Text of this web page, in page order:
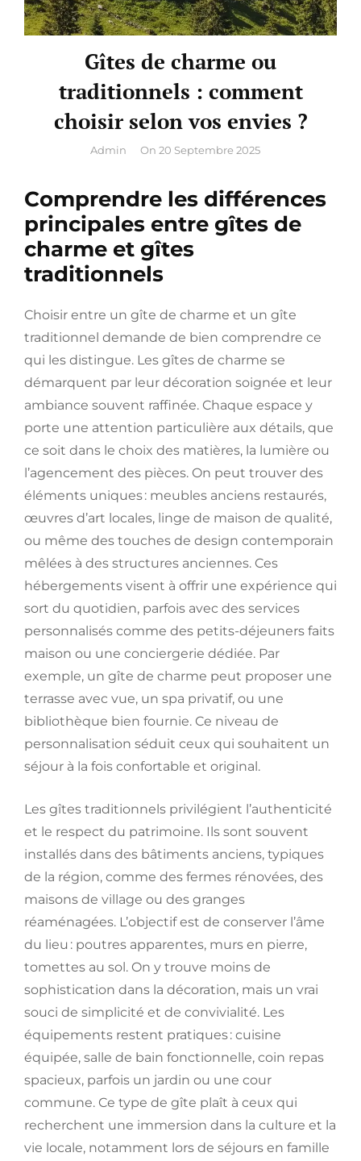
Gîtes de charme ou
traditionnels : comment
choisir selon vos envies ?
By
Admin On 20 Septembre 2025
Comprendre les différences
principales entre gîtes de
charme et gîtes
traditionnels
Choisir entre un gîte de charme et un gîte
traditionnel demande de bien comprendre ce
qui les distingue. Les gîtes de charme se
démarquent par leur décoration soignée et leur
ambiance souvent raffinée. Chaque espace y
porte une attention particulière aux détails, que
ce soit dans le choix des matières, la lumière ou
l’agencement des pièces. On peut trouver des
éléments uniques : meubles anciens restaurés,
œuvres d’art locales, linge de maison de qualité,
ou même des touches de design contemporain
mêlées à des structures anciennes. Ces
hébergements visent à offrir une expérience qui
sort du quotidien, parfois avec des services
personnalisés comme des petits-déjeuners faits
maison ou une conciergerie dédiée. Par
exemple, un gîte de charme peut proposer une
terrasse avec vue, un spa privatif, ou une
bibliothèque bien fournie. Ce niveau de
personnalisation séduit ceux qui souhaitent un
séjour à la fois confortable et original.
Les gîtes traditionnels privilégient l’authenticité
et le respect du patrimoine. Ils sont souvent
installés dans des bâtiments anciens, typiques
de la région, comme des fermes rénovées, des
maisons de village ou des granges
réaménagées. L’objectif est de conserver l’âme
du lieu : poutres apparentes, murs en pierre,
tomettes au sol. On y trouve moins de
sophistication dans la décoration, mais un vrai
souci de simplicité et de convivialité. Les
équipements restent pratiques : cuisine
équipée, salle de bain fonctionnelle, coin repas
spacieux, parfois un jardin ou une cour
commune. Ce type de gîte plaît à ceux qui
recherchent une immersion dans la culture et la
vie locale, notamment lors de séjours en famille